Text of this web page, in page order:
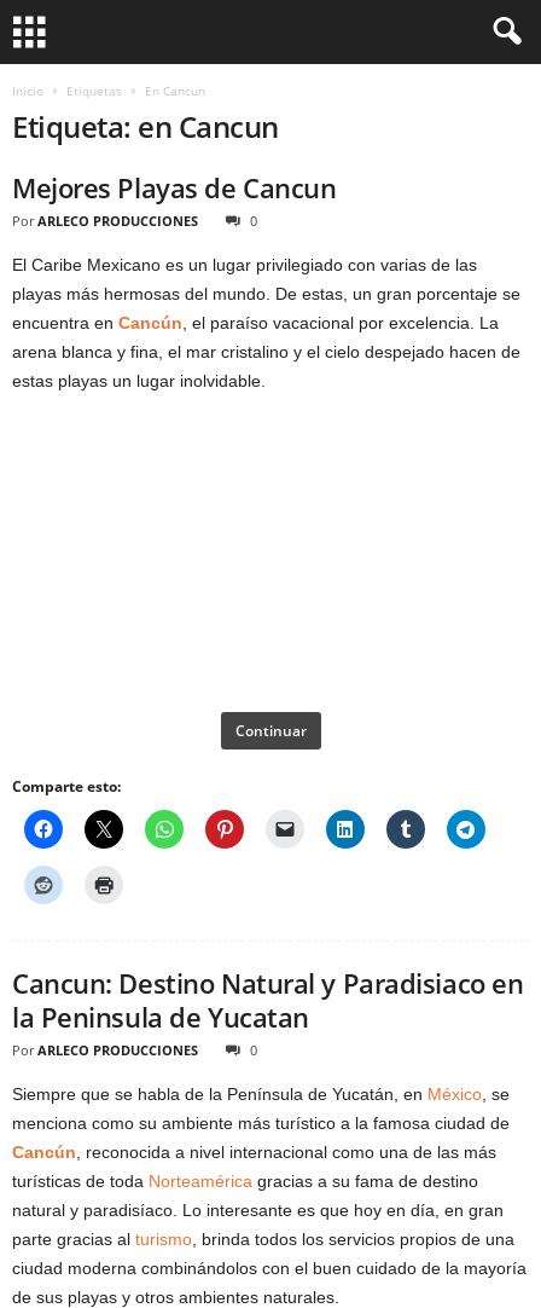
Inicio Etiquetas En Cancun
Etiqueta: en Cancun
Mejores Playas de Cancun
Por ARLECO PRODUCCIONES 0
El Caribe Mexicano es un lugar privilegiado con varias de las
playas más hermosas del mundo. De estas, un gran porcentaje se
encuentra en Cancún , el paraíso vacacional por excelencia. La
arena blanca y fina, el mar cristalino y el cielo despejado hacen de
estas playas un lugar inolvidable.
Continuar
Comparte esto:
Cancun: Destino Natural y Paradisiaco en
la Peninsula de Yucatan
Por ARLECO PRODUCCIONES 0
Siempre que se habla de la Península de Yucatán, en México , se
menciona como su ambiente más turístico a la famosa ciudad de
Cancún , reconocida a nivel internacional como una de las más
turísticas de toda Norteamérica gracias a su fama de destino
natural y paradisíaco. Lo interesante es que hoy en día, en gran
parte gracias al turismo , brinda todos los servicios propios de una
ciudad moderna combinándolos con el buen cuidado de la mayoría
de sus playas y otros ambientes naturales.